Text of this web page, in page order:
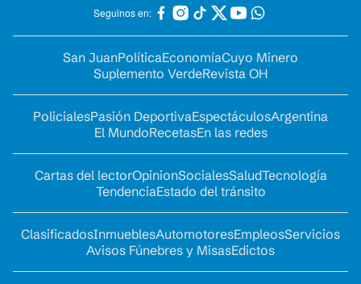
Seguinos en:
San JuanPolíticaEconomíaCuyo Minero
Suplemento VerdeRevista OH
PolicialesPasión DeportivaEspectáculosArgentina
El MundoRecetasEn las redes
Cartas del lectorOpinionSocialesSaludTecnología
TendenciaEstado del tránsito
ClasificadosInmueblesAutomotoresEmpleosServicios
Avisos Fúnebres y MisasEdictos